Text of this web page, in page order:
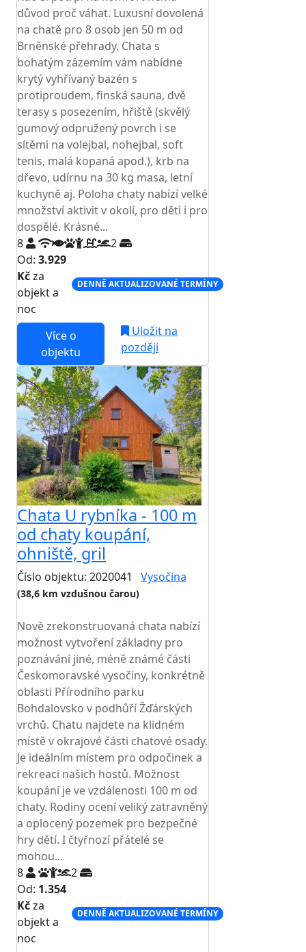
důvod proč váhat. Luxusní dovolená
na chatě pro 8 osob jen 50 m od
Brněnské přehrady. Chata s
bohatým zázemím vám nabídne
krytý vyhřívaný bazén s
protiproudem, finská sauna, dvě
terasy s posezením, hřiště (skvělý
gumový odpružený povrch i se
sítěmi na volejbal, nohejbal, soft
tenis, malá kopaná apod.), krb na
dřevo, udírnu na 30 kg masa, letní
kuchyně aj. Poloha chaty nabízí velké
množství aktivit v okolí, pro děti i pro
dospělé. Krásné...
8
2
Od: 3.929
Kčza
objekt a
noc
DENNĚ AKTUALIZOVANÉ TERMÍNY
Více o
objektu
Uložit na
později
Chata U rybníka - 100 m
od chaty koupání,
ohniště, gril
Číslo objektu: 2020041 Vysočina
(38,6 km vzdušnou čarou)
Nově zrekonstruovaná chata nabízí
možnost vytvoření základny pro
poznávání jiné, méně známé části
Českomoravské vysočiny, konkrétně
oblasti Přírodního parku
Bohdalovsko v podhůří Žďárských
vrchů. Chatu najdete na klidném
místě v okrajové části chatové osady.
Je ideálním místem pro odpočinek a
rekreaci našich hostů. Možnost
koupání je ve vzdálenosti 100 m od
chaty. Rodiny ocení veliký zatravněný
a oplocený pozemek pro bezpečné
hry dětí. I čtyřnozí přátelé se
mohou...
8
2
Od: 1.354
Kčza
objekt a
noc
DENNĚ AKTUALIZOVANÉ TERMÍNY